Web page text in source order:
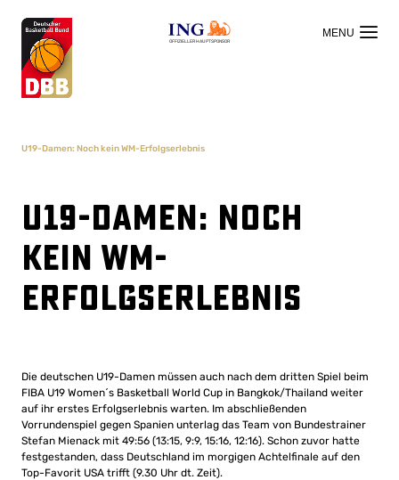
OFFIZIELLER HAUPTSPONSOR
U19-Damen: Noch kein WM-Erfolgserlebnis
U19-Damen: Noch
kein WM-
Erfolgserlebnis
Die deutschen U19-Damen müssen auch nach dem dritten Spiel beim
FIBA U19 Women´s Basketball World Cup in Bangkok/Thailand weiter
auf ihr erstes Erfolgserlebnis warten. Im abschließenden
Vorrundenspiel gegen Spanien unterlag das Team von Bundestrainer
Stefan Mienack mit 49:56 (13:15, 9:9, 15:16, 12:16). Schon zuvor hatte
festgestanden, dass Deutschland im morgigen Achtelfinale auf den
Top-Favorit USA trifft (9.30 Uhr dt. Zeit).